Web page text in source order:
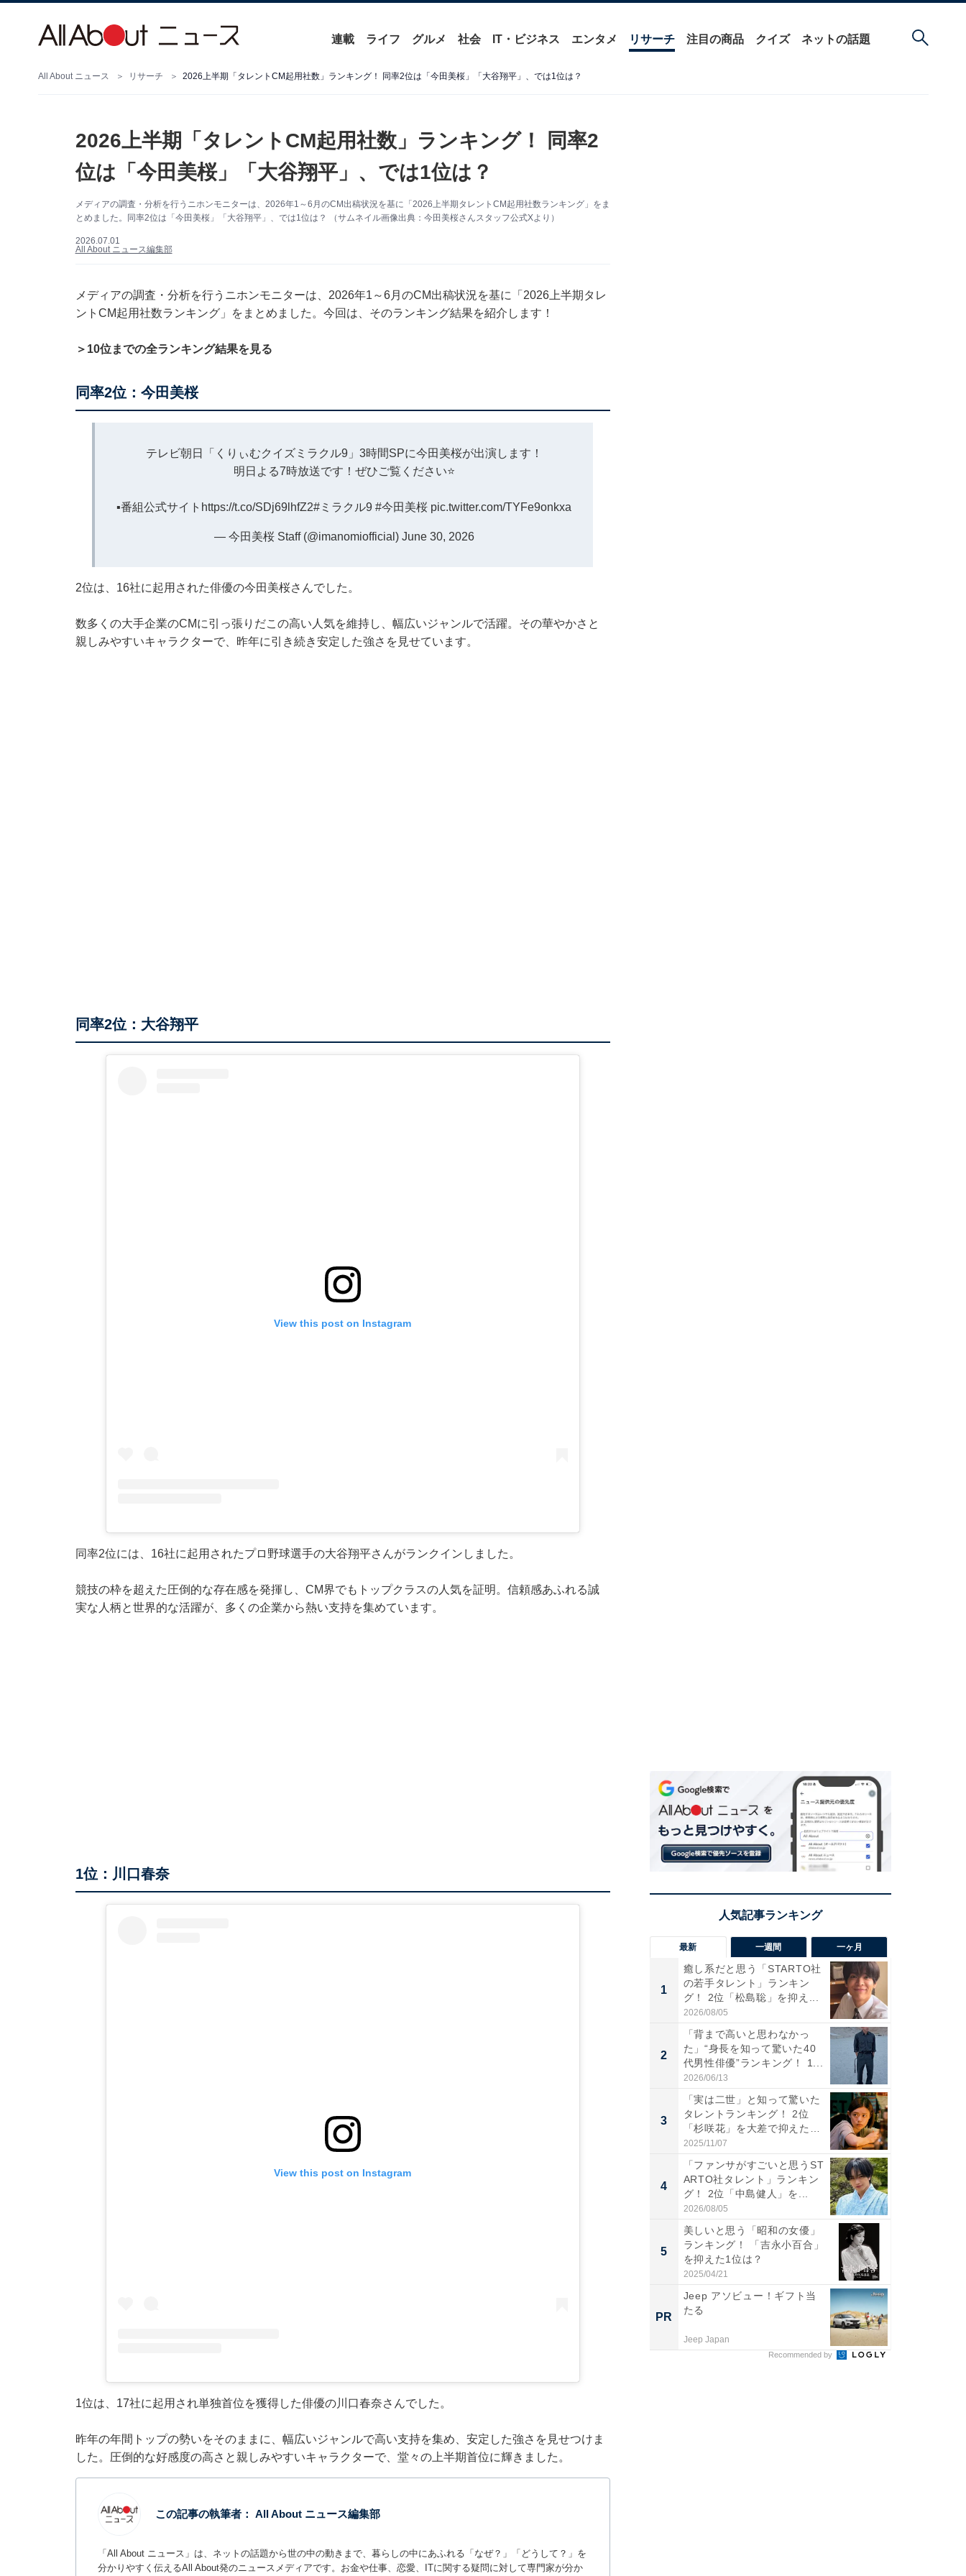
連載 ライフ グルメ 社会 IT・ビジネス エンタメ リサーチ 注目の商品 クイズ ネットの話題
All About ニュース リサーチ 2026上半期「タレントCM起用社数」ランキング！ 同率2位は「今田美桜」「大谷翔平」、では1位は？
2026上半期「タレントCM起用社数」ランキング！ 同率2
位は「今田美桜」「大谷翔平」、では1位は？
メディアの調査・分析を行うニホンモニターは、2026年1～6月のCM出稿状況を基に「2026上半期タレントCM起用社数ランキング」をま
とめました。同率2位は「今田美桜」「大谷翔平」、では1位は？ （サムネイル画像出典：今田美桜さんスタッフ公式Xより）
2026.07.01
All About ニュース編集部
メディアの調査・分析を行うニホンモニターは、2026年1～6月のCM出稿状況を基に「2026上半期タレ
ントCM起用社数ランキング」をまとめました。今回は、そのランキング結果を紹介します！
＞10位までの全ランキング結果を見る
同率2位：今田美桜
テレビ朝日「くりぃむクイズミラクル9」3時間SPに今田美桜が出演します！
明日よる7時放送です！ぜひご覧ください⭐️
▪️番組公式サイト https://t.co/SDj69lhfZ2#ミラクル9 #今田美桜 pic.twitter.com/TYFe9onkxa
— 今田美桜 Staff (@imanomiofficial) June 30, 2026
2位は、16社に起用された俳優の今田美桜さんでした。
数多くの大手企業のCMに引っ張りだこの高い人気を維持し、幅広いジャンルで活躍。その華やかさと
親しみやすいキャラクターで、昨年に引き続き安定した強さを見せています。
同率2位：大谷翔平
View this post on Instagram
同率2位には、16社に起用されたプロ野球選手の大谷翔平さんがランクインしました。
競技の枠を超えた圧倒的な存在感を発揮し、CM界でもトップクラスの人気を証明。信頼感あふれる誠
実な人柄と世界的な活躍が、多くの企業から熱い支持を集めています。
1位：川口春奈
View this post on Instagram
1位は、17社に起用され単独首位を獲得した俳優の川口春奈さんでした。
昨年の年間トップの勢いをそのままに、幅広いジャンルで高い支持を集め、安定した強さを見せつけま
した。圧倒的な好感度の高さと親しみやすいキャラクターで、堂々の上半期首位に輝きました。
この記事の執筆者： All About ニュース編集部
「All About ニュース」は、ネットの話題から世の中の動きまで、暮らしの中にあふれる「なぜ？」「どうして？」を
分かりやすく伝えるAll About発のニュースメディアです。お金や仕事、恋愛、ITに関する疑問に対して専門家が分か
最新 一週間 一ヶ月
1
癒し系だと思う「STARTO社
の若手タレント」ランキン
グ！ 2位「松島聡」を抑え...
2026/08/05
2
「背まで高いと思わなかっ
た」“身長を知って驚いた40
代男性俳優”ランキング！ 1...
2026/06/13
3
「実は二世」と知って驚いた
タレントランキング！ 2位
「杉咲花」を大差で抑えた1
位...
2025/11/07
4
「ファンサがすごいと思うST
ARTO社タレント」ランキン
グ！ 2位「中島健人」を...
2026/08/05
5
美しいと思う「昭和の女優」
ランキング！ 「吉永小百合」
を抑えた1位は？
2025/04/21
PR
Jeep アソビュー！ギフト当
たる
Jeep Japan
Recommended by